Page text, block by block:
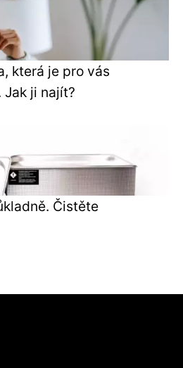
která je pro vás
Jak ji najít?
Čistěte